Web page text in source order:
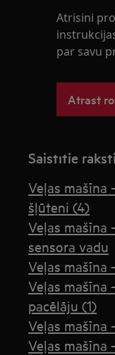
Atrisini
par savu
Atrast
Saistītie raksti
Veļas mašīna
šļūteni (4)
Veļas mašīna
sensora vadu
Veļas mašīna
Veļas mašīna
pacēlāju (1)
Veļas mašīna
Veļas mašīna